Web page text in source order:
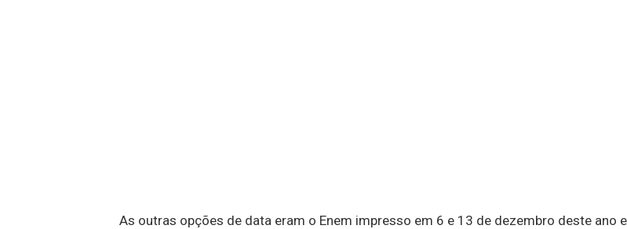
As outras opções de data eram o Enem impresso em 6 e 13 de dezembro deste ano e